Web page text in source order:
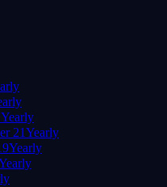
Yearly
21Yearly
Yearly